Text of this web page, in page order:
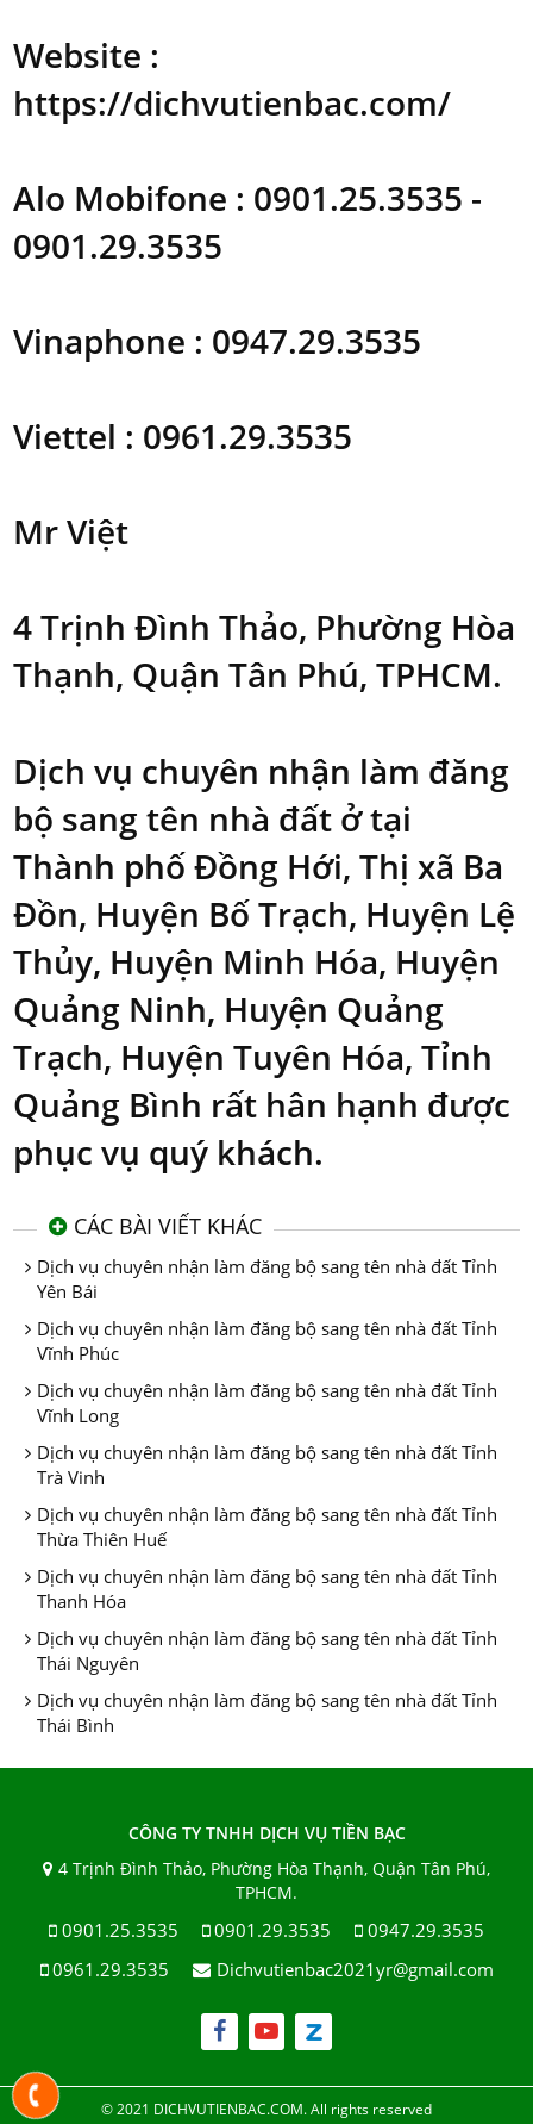
Website :
https://dichvutienbac.com/
Alo Mobifone : 0901.25.3535 -
0901.29.3535
Vinaphone : 0947.29.3535
Viettel : 0961.29.3535
Mr Việt
4 Trịnh Đình Thảo, Phường Hòa
Thạnh, Quận Tân Phú, TPHCM.
Dịch vụ chuyên nhận làm đăng
bộ sang tên nhà đất ở tại
Thành phố Đồng Hới, Thị xã Ba
Đồn, Huyện Bố Trạch, Huyện Lệ
Thủy, Huyện Minh Hóa, Huyện
Quảng Ninh, Huyện Quảng
Trạch, Huyện Tuyên Hóa, Tỉnh
Quảng Bình rất hân hạnh được
phục vụ quý khách.
CÁC BÀI VIẾT KHÁC
Dịch vụ chuyên nhận làm đăng bộ sang tên nhà đất Tỉnh
Yên Bái
Dịch vụ chuyên nhận làm đăng bộ sang tên nhà đất Tỉnh
Vĩnh Phúc
Dịch vụ chuyên nhận làm đăng bộ sang tên nhà đất Tỉnh
Vĩnh Long
Dịch vụ chuyên nhận làm đăng bộ sang tên nhà đất Tỉnh
Trà Vinh
Dịch vụ chuyên nhận làm đăng bộ sang tên nhà đất Tỉnh
Thừa Thiên Huế
Dịch vụ chuyên nhận làm đăng bộ sang tên nhà đất Tỉnh
Thanh Hóa
Dịch vụ chuyên nhận làm đăng bộ sang tên nhà đất Tỉnh
Thái Nguyên
Dịch vụ chuyên nhận làm đăng bộ sang tên nhà đất Tỉnh
Thái Bình
CÔNG TY TNHH DỊCH VỤ TIỀN BẠC
4 Trịnh Đình Thảo, Phường Hòa Thạnh, Quận Tân Phú,
TPHCM.
0901.25.3535 0901.29.3535
0947.29.3535
0961.29.3535
Dichvutienbac2021yr@gmail.com
© 2021 DICHVUTIENBAC.COM. All rights reserved